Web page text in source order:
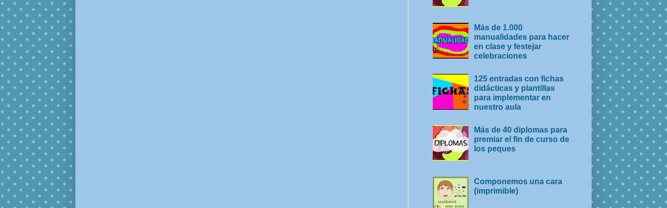
Más de 1.000
manualidades para hacer
en clase y festejar
celebraciones
125 entradas con fichas
didácticas y plantillas
para implementar en
nuestro aula
Más de 40 diplomas para
premiar el fin de curso de
los peques
Componemos una cara
(imprimible)